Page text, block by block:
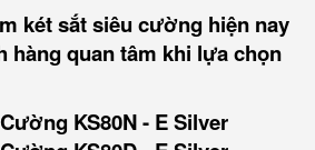
két sắt siêu cường hiện nay
hàng quan tâm khi lựa chọn
KS80N - E Silver